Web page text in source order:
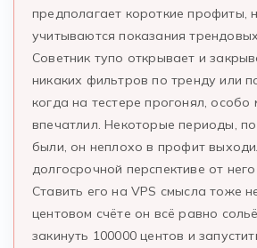
предполагает короткие профиты,
учитываются показания
Советник тупо открывает и
никаких фильтров по тренду или
когда на тестере прогонял, особо
впечатлил. Некоторые периоды,
были, он неплохо в профит
долгосрочной перспективе от него
Ставить его на VPS смысла тоже
центовом счёте он всё равно
закинуть 100000 центов и